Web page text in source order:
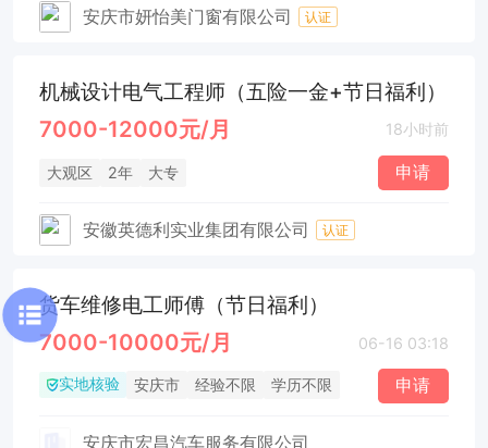
安庆市妍怡美门窗有限公司 认证
机械设计电气工程师（五险一金+节日福利）
7000-12000元/月 18小时前
大观区 2年 大专 申请
安徽英德利实业集团有限公司 认证
货车维修电工师傅（节日福利）
7000-10000元/月 06-16 03:18
实地核验 安庆市 经验不限 学历不限 申请
安庆市宏昌汽车服务有限公司